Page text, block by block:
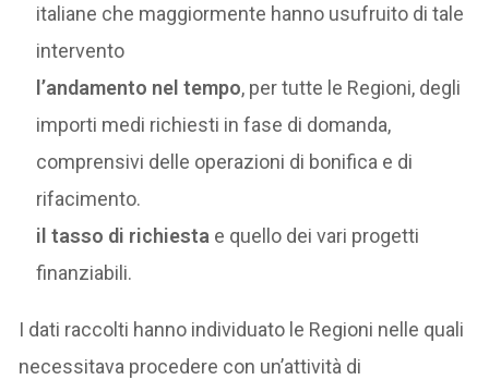
italiane che maggiormente hanno usufruito di tale
intervento
l’andamento nel tempo, per tutte le Regioni, degli
importi medi richiesti in fase di domanda,
comprensivi delle operazioni di bonifica e di
rifacimento.
il tasso di richiesta e quello dei vari progetti
finanziabili.
I dati raccolti hanno individuato le Regioni nelle quali
necessitava procedere con un’attività di